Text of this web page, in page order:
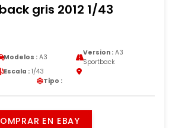
gris 2012 1/43
Modelos : A3
Version :A3
Sportback
Escala : 1/43
Tipo :
EN EBAY